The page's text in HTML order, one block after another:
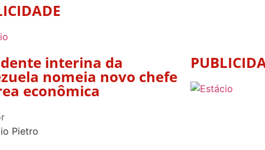
interina da
nomeia novo chefe
econômica
Pietro